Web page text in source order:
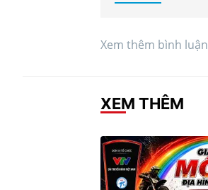
Xem thêm bình luận
XEM THÊM